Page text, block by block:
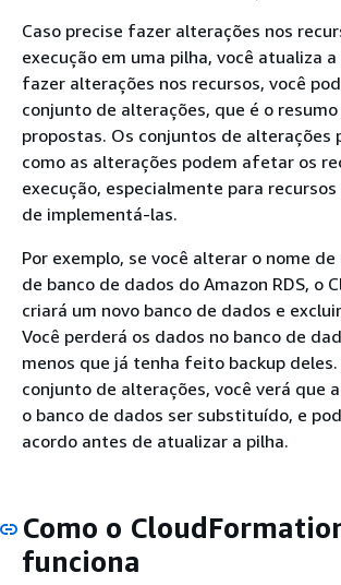
Caso precise fazer alterações nos
execução em uma pilha, você atualiza
fazer alterações nos recursos, você
conjunto de alterações, que é o
propostas. Os conjuntos de alterações
como as alterações podem afetar os
execução, especialmente para
de implementá-las.
Por exemplo, se você alterar o nome
de banco de dados do Amazon RDS, o
criará um novo banco de dados e
Você perderá os dados no banco de
menos que já tenha feito backup deles.
conjunto de alterações, você verá que
o banco de dados ser substituído, e
acordo antes de atualizar a pilha.
Como o
funciona